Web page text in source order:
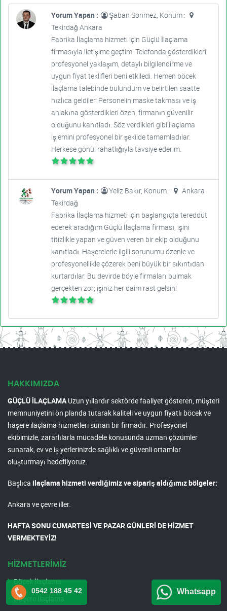
Yorum Yapan :
Şaban Sönmez, Konum :
Tekirdağ Ankara
Fabrika İlaçlama hizmeti için Güçlü İlaçlama
firmasıyla iletişime geçtim. Telefonda gösterdikleri
profesyonel yaklaşım, detaylı bilgilendirme ve
uygun fiyat teklifleri beni etkiledi. Hemen böcek
ilaçlama talebinde bulundum ve belirtilen saatte
hızlıca geldiler. Personelin maske takması ve iş
ahlakına gösterdikleri özen, firmanın güvenilir
olduğunu kanıtladı. Söz verdikleri gibi ilaçlama
işlemini profesyonel bir şekilde tamamladılar.
Herkese gönül rahatlığıyla tavsiye ederim.
Yorum Yapan : Yeliz Bakır, Konum :
Ankara
Tekirdağ
Fabrika İlaçlama hizmeti için başlangıçta tereddüt
ederek aradığım Güçlü İlaçlama firması, işini
titizlikle yapan ve güven veren bir ekip olduğunu
kanıtladı. Haşerelerle ilgili sorunumu özenle ve
profesyonellikle çözerek beni büyük bir sıkıntıdan
kurtardılar. Bu devirde böyle firmaları bulmak
gerçekten zor; işiniz her daim rast gelsin!
HAKKIMIZDA
GÜÇLÜ İLAÇLAMAUzun yıllardır sektörde faaliyet gösteren, müşteri
memnuniyetini ön planda tutarak kaliteli ve uygun fiyatlı böcek ve
haşere ilaçlama hizmetleri sunan bir firmadır. Profesyonel
ekibimizle, zararlılarla mücadele konusunda uzman çözümler
sunarak, ev ve iş yerlerinizde sağlıklı ve güvenli ortamlar
oluşturmayı hedefliyoruz.
Başlıca ilaçlama hizmeti verdiğimiz ve sipariş aldığımız bölgeler:
Ankara ve çevre iller.
HAFTA SONU CUMARTESİ VE PAZAR GÜNLERİ DE HİZMET
VERMEKTEYİZ!
HİZMETLERİMİZ
Böcek İlaçlama
Haşere İlaçlama
0542 188 45 42 Whatsapp